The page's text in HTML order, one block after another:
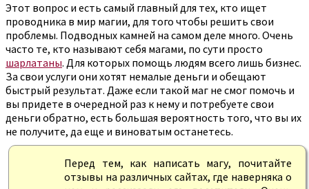
Этот вопрос и есть самый главный для тех, кто ищет
проводника в мир магии, для того чтобы решить свои
проблемы. Подводных камней на самом деле много. Очень
часто те, кто называют себя магами, по сути просто
шарлатаны. Для которых помощь людям всего лишь бизнес.
За свои услуги они хотят немалые деньги и обещают
быстрый результат. Даже если такой маг не смог помочь и
вы придете в очередной раз к нему и потребуете свои
деньги обратно, есть большая вероятность того, что вы их
не получите, да еще и виноватым останетесь.
Перед тем, как написать магу, почитайте
отзывы на различных сайтах, где наверняка о